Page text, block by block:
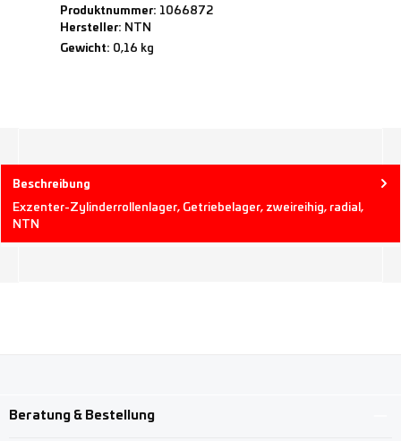
Produktnummer: 1066872
Hersteller: NTN
Gewicht: 0,16 kg
Beschreibung
Exzenter-Zylinderrollenlager, Getriebelager, zweireihig, radial,
NTN
Beratung & Bestellung